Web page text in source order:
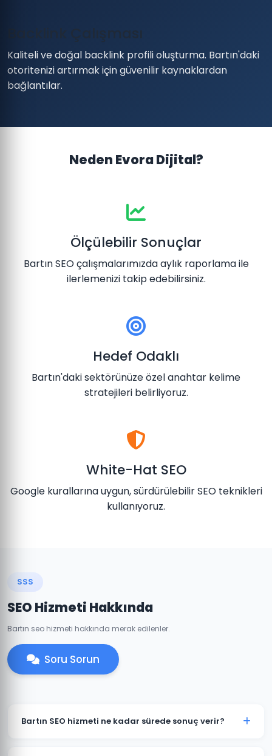
Backlink Çalışması
Kaliteli ve doğal backlink profili oluşturma. Bartın'daki
otoritenizi artırmak için güvenilir kaynaklardan
bağlantılar.
Neden Evora Dijital?
Ölçülebilir Sonuçlar
Bartın SEO çalışmalarımızda aylık raporlama ile
ilerlemenizi takip edebilirsiniz.
Hedef Odaklı
Bartın'daki sektörünüze özel anahtar kelime
stratejileri belirliyoruz.
White-Hat SEO
Google kurallarına uygun, sürdürülebilir SEO teknikleri
kullanıyoruz.
SSS
SEO Hizmeti Hakkında
Bartın seo hizmeti hakkında merak edilenler.
Soru Sorun
Bartın SEO hizmeti ne kadar sürede sonuç verir?